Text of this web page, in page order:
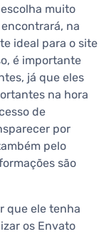
muito
na
ideal para o site
é importante
já que eles
na hora
de
por
pelo
são
que ele tenha
os Envato